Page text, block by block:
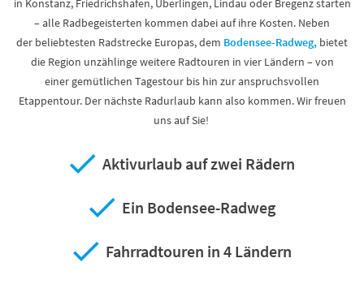
in Konstanz, Friedrichshafen, Überlingen, Lindau oder Bregenz starten
– alle Radbegeisterten kommen dabei auf ihre Kosten. Neben
der beliebtesten Radstrecke Europas, dem Bodensee-Radweg, bietet
die Region unzählinge weitere Radtouren in vier Ländern – von
einer gemütlichen Tagestour bis hin zur anspruchsvollen
Etappentour. Der nächste Radurlaub kann also kommen. Wir freuen
uns auf Sie!
Aktivurlaub auf zwei Rädern
Ein Bodensee-Radweg
Fahrradtouren in 4 Ländern